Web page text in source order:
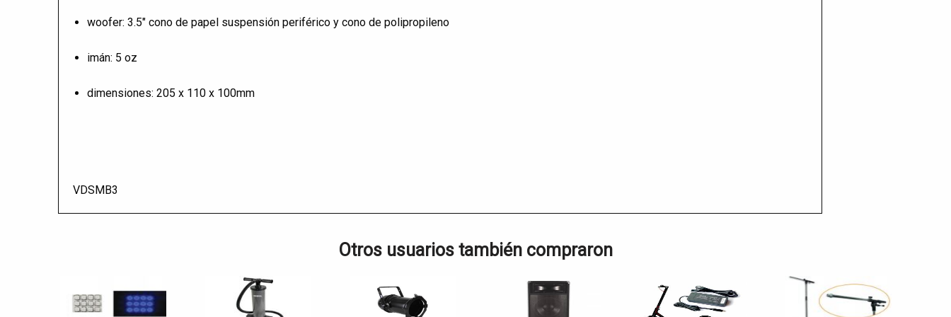
woofer: 3.5" cono de papel suspensión periférico y cono de polipropileno
imán: 5 oz
dimensiones: 205 x 110 x 100mm
VDSMB3
Otros usuarios también compraron